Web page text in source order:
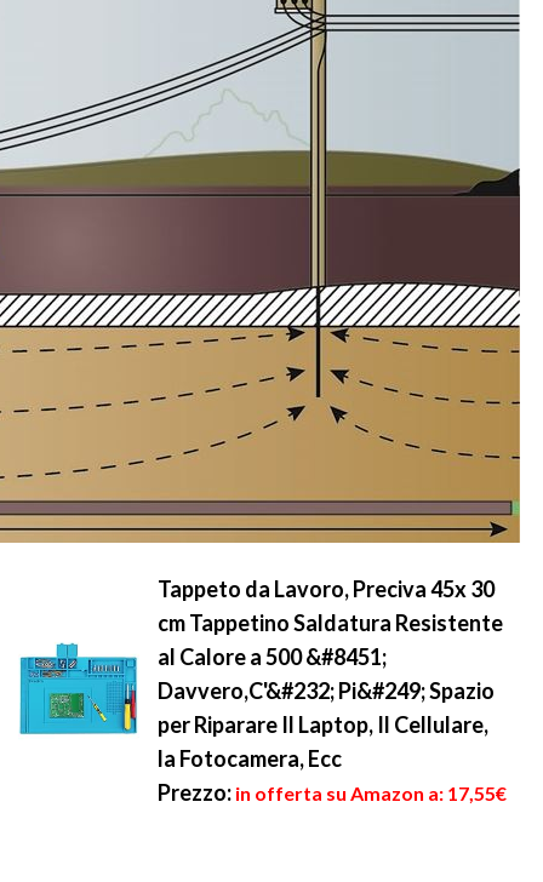
Tappeto da Lavoro, Preciva 45x 30
cm Tappetino Saldatura Resistente
al Calore a 500 &#8451;
Davvero,C'&#232; Pi&#249; Spazio
per Riparare Il Laptop, Il Cellulare,
la Fotocamera, Ecc
Prezzo: in offerta su Amazon a: 17,55€